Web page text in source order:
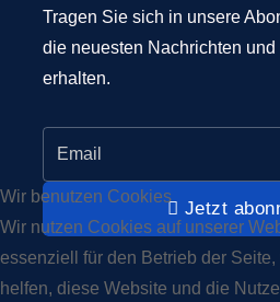
Tragen Sie sich in unsere
die neuesten Nachrichten
erhalten.
Jetzt
Wir benutzen Cookies
Wir nutzen Cookies auf unserer
essenziell für den Betrieb der
helfen, diese Website und die